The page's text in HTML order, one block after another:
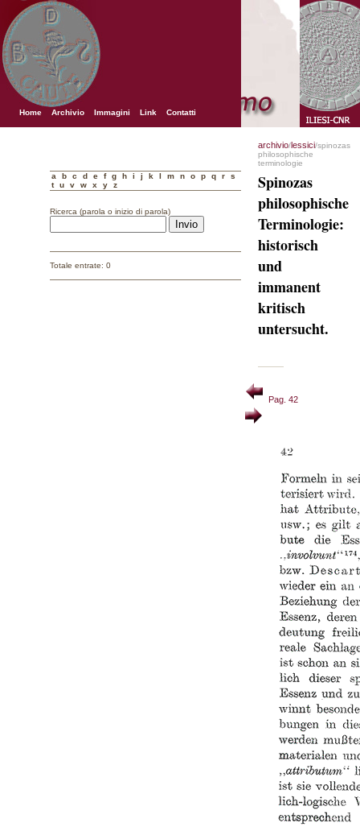
Home Archivio Immagini Link Contatti
a b c d e f g h i j k l m n o p q r
s
t
u v w x y z
Ricerca (parola o inizio di parola)
Totale entrate: 0
archivio/lessici/spinozas
philosophische
terminologie
Spinozas
philosophische
Terminologie:
historisch
und
immanent
kritisch
untersucht.
Pag. 42